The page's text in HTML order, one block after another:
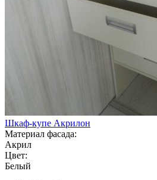
Шкаф-купе Акрилон
Материал фасада:
Акрил
Цвет:
Белый